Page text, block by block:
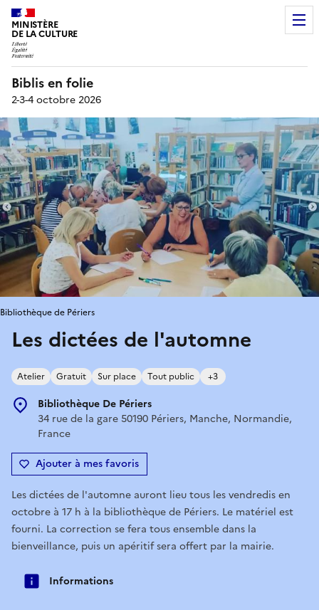
MINISTÈRE
DE LA CULTURE
Biblis en folie
2-3-4 octobre 2026
Les dictées de l'automne
Atelier Gratuit Sur place Tout public +3
Bibliothèque De Périers
34 rue de la gare 50190 Périers, Manche, Normandie,
France
Ajouter à mes favoris
Bibliothèque de Périers
Les dictées de l'automne auront lieu tous les vendredis en
octobre à 17 h à la bibliothèque de Périers. Le matériel est
fourni. La correction se fera tous ensemble dans la
bienveillance, puis un apéritif sera offert par la mairie.
Informations